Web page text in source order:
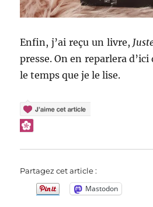
Enfin, j’ai reçu un livre,
presse. On en reparlera
le temps que je le lise.
Partagez cet article :
Mastodon